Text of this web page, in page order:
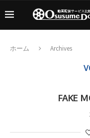
ホーム Archives
FAKE